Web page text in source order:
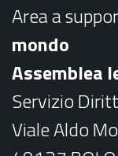
o
k
r
a
m
Area a
mondo
Assemblea
Servizio
Viale Aldo